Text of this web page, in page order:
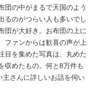
の中がまるで天国のよう
るのがつらい人も多いでし
団が大好き。お布団の上に
ファンからは歓喜の声が上
目を集めた写真は、丸めた
収めたもの。何と8万件も
主さんに詳しいお話を伺い